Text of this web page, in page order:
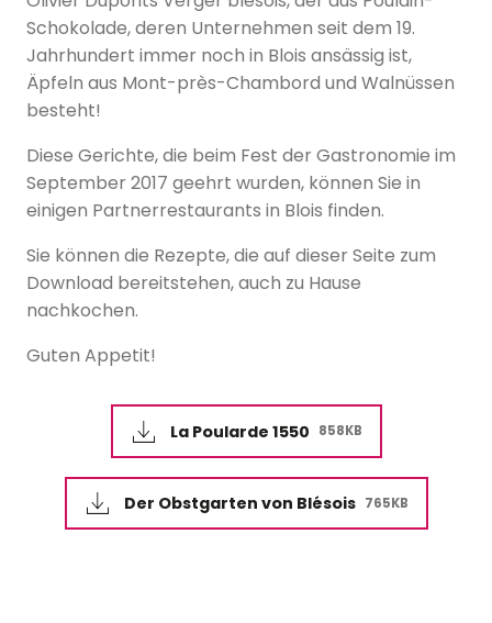
Schokolade, deren Unternehmen seit dem 19.
Jahrhundert immer noch in Blois ansässig ist,
Äpfeln aus Mont-près-Chambord und Walnüssen
besteht!
Diese Gerichte, die beim Fest der Gastronomie im
September 2017 geehrt wurden, können Sie in
einigen Partnerrestaurants in Blois finden.
Sie können die Rezepte, die auf dieser Seite zum
Download bereitstehen, auch zu Hause
nachkochen.
Guten Appetit!
La Poularde 1550 858KB
Der Obstgarten von Blésois 765KB